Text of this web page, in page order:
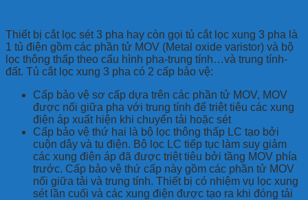
Thiết bị cắt lọc sét 3 pha hay còn gọi tủ cắt lọc xung 3 pha là
1 tủ điện gồm các phần tử MOV (Metal oxide varistor) và bộ
lọc thông thấp theo cấu hình pha-trung tính…và trung tính-
đất. Tủ cắt lọc xung 3 pha có 2 cấp bảo vệ:
Cấp bảo vệ sơ cấp dựa trên các phần tử MOV, MOV
được nối giữa pha với trung tính để triệt tiêu các xung
điện áp xuất hiện khi chuyển tải hoặc sét
Cấp bảo vệ thứ hai là bộ lọc thông thấp LC tạo bởi
cuộn dây và tụ điện. Bộ lọc LC tiếp tục làm suy giảm
các xung điện áp đã được triệt tiêu bởi tầng MOV phía
trước. Cấp bảo vệ thứ cấp này gồm các phần tử MOV
nối giữa tải và trung tính. Thiết bị có nhiệm vụ lọc xung
sét lần cuối và các xung điện được tạo ra khi đóng tải